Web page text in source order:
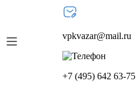
vpkvazar@mail.ru
+7 (495) 642 63-75